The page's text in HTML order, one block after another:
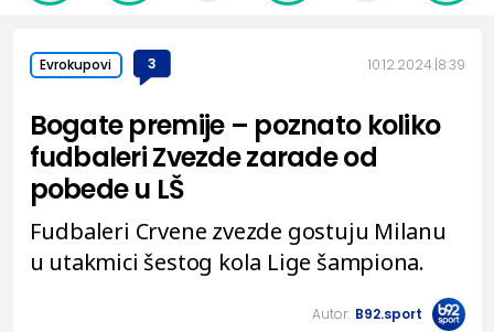
Evrokupovi 3 10.12.2024. 8:39
Bogate premije – poznato koliko
fudbaleri Zvezde zarade od
pobede u LŠ
Fudbaleri Crvene zvezde gostuju Milanu
u utakmici šestog kola Lige šampiona.
Autor: B92.sport